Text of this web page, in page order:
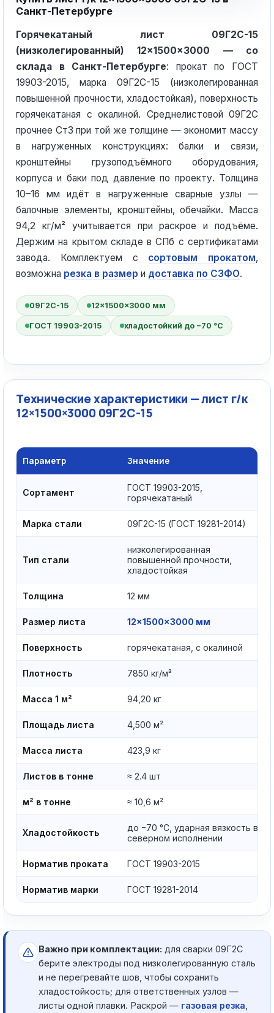
Санкт-Петербурге
Горячекатаный лист 09Г2С-15
(низколегированный) 12×1500×3000 — со
склада в Санкт-Петербурге: прокат по ГОСТ
19903-2015, марка 09Г2С-15 (низколегированная
повышенной прочности, хладостойкая), поверхность
горячекатаная с окалиной. Среднелистовой 09Г2С
прочнее Ст3 при той же толщине — экономит массу
в нагруженных конструкциях: балки и связи,
кронштейны грузоподъёмного оборудования,
корпуса и баки под давление по проекту. Толщина
10–16 мм идёт в нагруженные сварные узлы —
балочные элементы, кронштейны, обечайки. Масса
94,2 кг/м² учитывается при раскрое и подъёме.
Держим на крытом складе в СПб с сертификатами
завода. Комплектуем с сортовым прокатом,
возможна резка в размер и доставка по СЗФО.
09Г2С-15 12×1500×3000 мм
ГОСТ 19903-2015 хладостойкий до −70 °C
Технические характеристики — лист г/к
12×1500×3000 09Г2С-15
Параметр Значение
Сортамент
ГОСТ 19903-2015,
горячекатаный
Марка стали 09Г2С-15 (ГОСТ 19281-2014)
Тип стали
низколегированная
повышенной прочности,
хладостойкая
Толщина 12 мм
Размер листа 12×1500×3000 мм
Поверхность горячекатаная, с окалиной
Плотность 7850 кг/м³
Масса 1 м² 94,20 кг
Площадь листа 4,500 м²
Масса листа 423,9 кг
Листов в тонне ≈ 2.4 шт
м² в тонне ≈ 10,6 м²
Хладостойкость
до −70 °C, ударная вязкость в
северном исполнении
Норматив проката ГОСТ 19903-2015
Норматив марки ГОСТ 19281-2014
Важно при комплектации: для сварки 09Г2С
берите электроды под низколегированную сталь
и не перегревайте шов, чтобы сохранить
хладостойкость; для ответственных узлов —
листы одной плавки. Раскрой — газовая резка